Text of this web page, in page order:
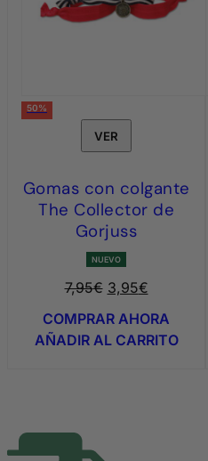
50%
VER
Gomas con colgante
The Collector de
Gorjuss
NUEVO
7,95€
El
original
era:
3,95€
COMPRAR AHORA
AÑADIR AL CARRITO